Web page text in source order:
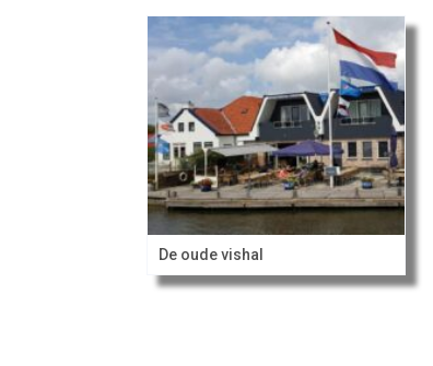
De oude vishal